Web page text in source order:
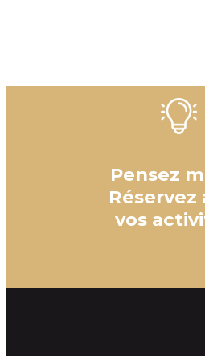
Pensez
Réservez
vos